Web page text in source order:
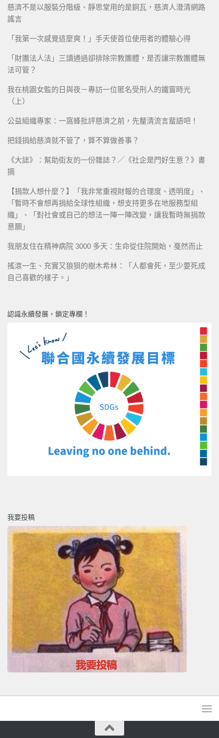
慈濟不是以服裝分階級、靜思堂用的是銅瓦，慈濟人澄清網路
謠言
「我第一次感覺這麼爽！」手天使首位使用者的體驗心得
「財團法人法」三讀通過卻排除宗教團體，是否讓宗教團體無
法可管？
我在桃園女監的日與夜－專訪一位匿名受刑人的鐵窗時光
（上）
公益組織專家：一窩蜂批評慈濟之前，先釐清流言蜚語吧！
把錢捐給慈濟就不管了，算不算做善事？
《大誌》：幫助街友的一份雜誌？／《社企是門好生意？》書
摘
【捐款人想什麼？】「我非常重視財報的合理度、透明度」、
「暫時不會想再捐給全球性組織，想支持更多在地服務型組
織」、「對社會或自己的想法一陣一陣改變，讓我暫時無捐款
意願」
我朋友住在精神病院 3000 多天：生命從住院開始，戞然而止
搖滾一生、充實又狼狽的樹木希林：「人都會死，至少要死成
自己喜歡的樣子。」
認識永續發展，鎖定專欄！
我要投稿